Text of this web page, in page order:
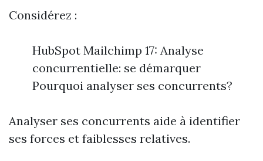
Considérez :
HubSpot Mailchimp 17: Analyse
concurrentielle: se démarquer
Pourquoi analyser ses concurrents?
Analyser ses concurrents aide à identifier
ses forces et faiblesses relatives.